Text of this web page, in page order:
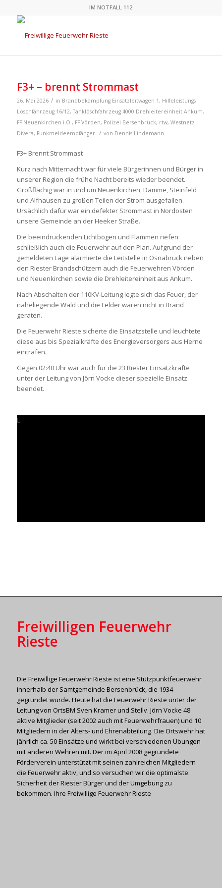
IM NOTFALL 112
F3+ – brennt Strommast
26. Mai 2026 / in Brandbekämpfung Einsatzleitwagen 1, Hilfeleistungs
Löschfahrzeug 16/12,Tanklöschfahrzeug 4000 Drehleitereinheit Ankum,
FF Neuenkirchen i.O., FF Vörden, Polizei Bersenbrück, rtw, Westnetz
Divera, Funkmeldeempfänger / von Dennis Lindemann
F3+ Brennt Strommast
Kurz nach Mitternacht war für viele Bürgerinnen und Bürger in
unserer Region die frühe Nacht bereits wieder beendet.
Großflächig war in und um Neuenkirchen, Damme, Steinfeld
und Alfhausen zu großen Teilen der Strom ausgefallen.
Ursächlich dafür war ein defekter Strommast in Nordosten
unsere Gemeinde an der Heeker Straße.
Die beeindruckenden Lichtbögen und Flammen riefen
schließlich auch die Feuerwehr auf den Plan. Aufgrund der
gemeldeten Lage alarmierte die Leitstelle in Osnabrück neben
den Riester Brandschützern auch die Feuerwehren Vörden
und Neuenkirchen sowie die Drehleitereinheit aus Ankum.
Nach Abschalten der 110KV-Leitung legte sich das Feuer, der
naheliegende Wald und die Felder waren nicht in Brand
geraten.
Die Feuerwehr Rieste sicherte die Einsatzstelle und leuchtete
diese aus bis Spezialkräfte des Energieversorgers aus Herne
eintrafen.
Gegen 02:40 Uhr war auch für die 23 Riester Einsatzkräfte
unter der Leitung von Jörn Vocke dieser spezielle Einsatz
beendet.
Freiwilligen Feuerwehr
Rieste
Die Freiwillige Feuerwehr Rieste ist eine Stützpunktfeuerwehr
innerhalb der Samtgemeinde Bersenbrück, die 1934
gegründet wurde. Heute hat die Feuerwehr Rieste unter der
Leitung von OrtsBM Sven Kramer und Stellv. Jörn Vocke 48
aktive Mitglieder (seit 2002 auch mit Feuerwehrfrauen) und 10
Mitgliedern in der Alters- und Ehrenabteilung. Die Ortswehr hat
jährlich ca. 50 Einsätze und wirkt bei verschiedenen Übungen
mit anderen Wehren mit. Der im April 2008 gegründete
Förderverein unterstützt mit seinen zahlreichen Mitgliedern
die Feuerwehr aktiv, und so versuchen wir die optimalste
Sicherheit der Riester Bürger und der Umgebung zu
bekommen. Ihre Freiwillige Feuerwehr Rieste